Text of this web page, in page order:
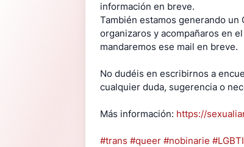
información en breve.
También estamos generando un
organizaros y acompañaros en
mandaremos ese mail en breve.
No dudéis en escribirnos a
cualquier duda, sugerencia o
Más información: https://
#trans #queer #nobinarie